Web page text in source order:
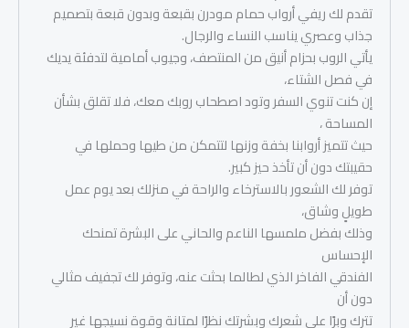
تقدم لك ريفي أرواب حمام مودرن بقبعة وبدون قبعة بتصميم
جذاب وعصري يناسب النساء والرجال.
يأتي الروب بحزام أنيق من المنتصف، وجيوب أمامية لتدفئة يديك
في فصل الشتاء،
إن كنت تنوي السفر وتود اصطحاب روبك معك، فلا تقلق بشأن
المساحة ،
حيث تتميز أروابنا بخفة وزنها لتتمكن من طيها وحملها في
حقيبتك دون أن تأخذ حيز كبير.
توفر لك الشعور بالاسترخاء والراحة في منزلك بعد يوم عمل
طويلٍ وشاق،
وذلك بفضل ملمسها الناعم والحاني على البشرة تمنحك
الإحساس
الفندقي الفاخر الذي لطالما بحثت عنه، وتوفر لك تجفيف مثالي
دون أن
تترك وبرًا على شعرك وبشرتك نظرًا لمتانة وقوة نسيجها غير